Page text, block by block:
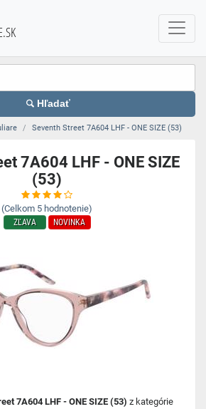
Hľadať
Seventh Street 7A604 LHF - ONE SIZE (53)
7A604 LHF - ONE SIZE
(53)
(Celkom 5 hodnotenie)
ZĽAVA NOVINKA
7A604 LHF - ONE SIZE (53) z kategórie